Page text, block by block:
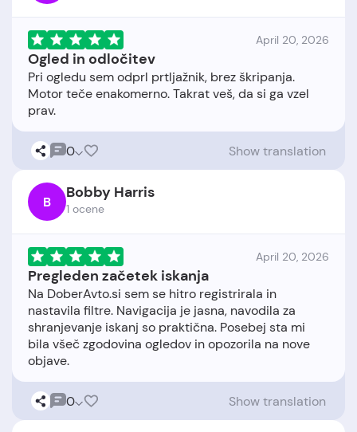
April 20, 2026
Ogled in odločitev
Pri ogledu sem odprl prtljažnik, brez škripanja.
Motor teče enakomerno. Takrat veš, da si ga vzel
0 Show translation
B Bobby Harris
1 ocene
April 20, 2026
Pregleden začetek iskanja
Na DoberAvto.si sem se hitro registrirala in
nastavila filtre. Navigacija je jasna, navodila za
shranjevanje iskanj so praktična. Posebej sta mi
bila všeč zgodovina ogledov in opozorila na nove
0 Show translation